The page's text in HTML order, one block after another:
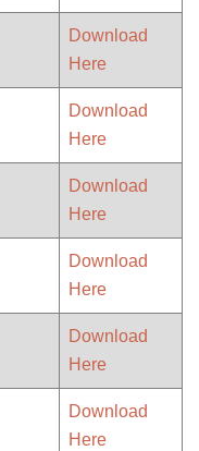
Download
Here
Download
Here
Download
Here
Download
Here
Download
Here
Download
Here